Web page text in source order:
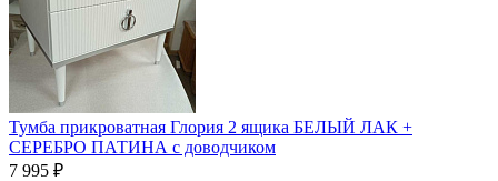
Тумба прикроватная Глория 2 ящика БЕЛЫЙ ЛАК +
СЕРЕБРО ПАТИНА с доводчиком
7 995 ₽